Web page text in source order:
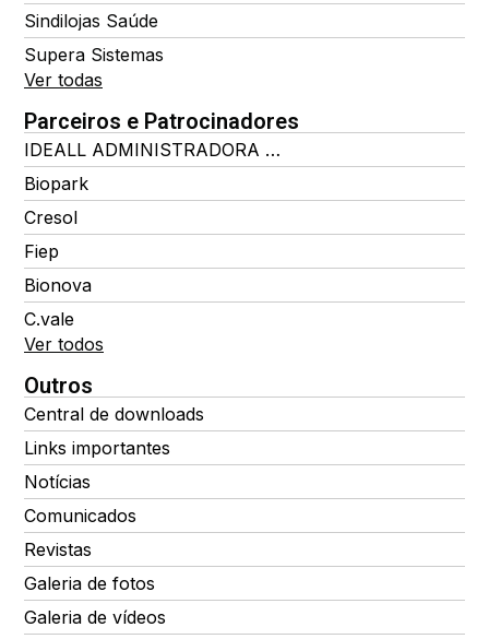
Sindilojas Saúde
Supera Sistemas
Ver todas
Parceiros e Patrocinadores
IDEALL ADMINISTRADORA DE BENEFÍCIOS
Biopark
Cresol
Fiep
Bionova
C.vale
Ver todos
Outros
Central de downloads
Links importantes
Notícias
Comunicados
Revistas
Galeria de fotos
Galeria de vídeos